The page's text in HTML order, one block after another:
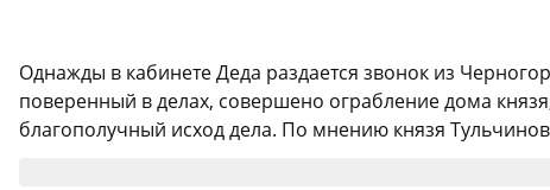
Однажды в кабинете Деда раздается звонок из
поверенный в делах, совершено ограбление дома
благополучный исход дела. По мнению князя